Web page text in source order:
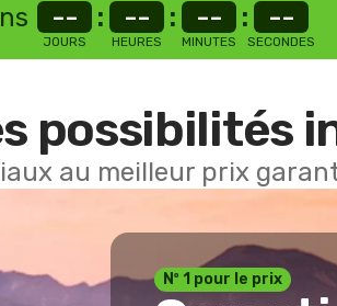
--
JOURS
: --
HEURES
: --
MINUTES
: --
SECONDES
possibilités
au meilleur prix
Nº 1 pour le prix